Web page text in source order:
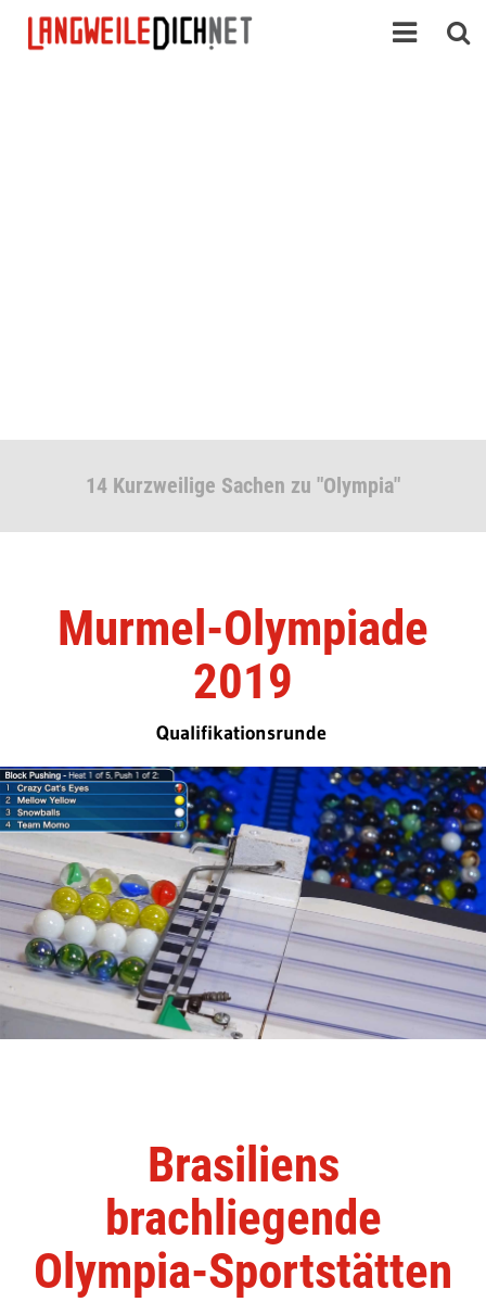
14 Kurzweilige Sachen zu "Olympia"
Murmel-Olympiade
2019
Qualifikationsrunde
Brasiliens
brachliegende
Olympia-Sportstätten